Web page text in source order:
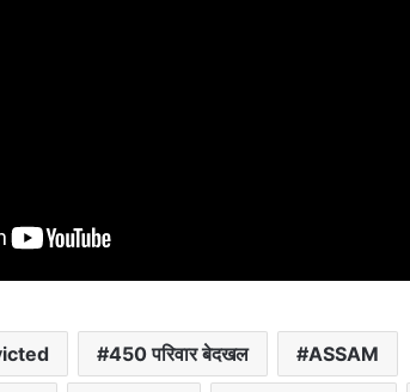
450 परिवार बेदखल ASSAM